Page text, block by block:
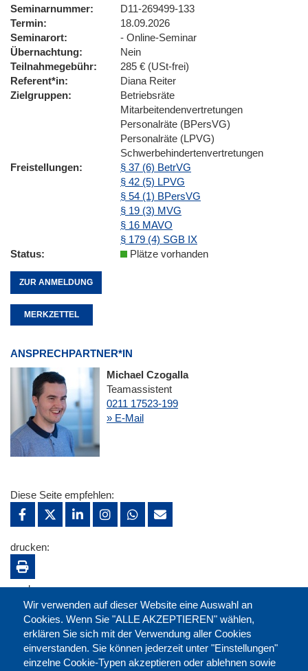
Seminarnummer
D11-269499-133
Termin
18.09.2026
Seminarort
- Online-Seminar
Übernachtung
Nein
Teilnahmegebühr
285 € (USt-frei)
Referent*in
Diana Reiter
Zielgruppen
Betriebsräte
Mitarbeitendenvertretungen
Personalräte (BPersVG)
Personalräte (LPVG)
Schwerbehindertenvertretungen
Freistellungen
§ 37 (6) BetrVG
§ 42 (5) LPVG
§ 54 (1) BPersVG
§ 19 (3) MVG
§ 16 MAVO
§ 179 (4) SGB IX
Status
Plätze vorhanden
ZUR ANMELDUNG
MERKZETTEL
ANSPRECHPARTNER*IN
Michael Czogalla
Teamassistent
0211 17523-199
» E-Mail
Wir verwenden auf dieser Website eine Auswahl an
Cookies. Wenn Sie "ALLE AKZEPTIEREN" wählen,
erklären Sie sich mit der Verwendung aller Cookies
einverstanden. Sie können jederzeit unter "Einstellungen"
einzelne Cookie-Typen akzeptieren oder ablehnen sowie
Diese Seite empfehlen:
drucken:
merken: